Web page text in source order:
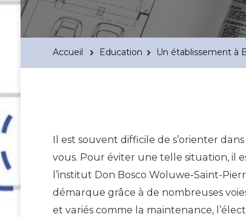
Accueil Education Un établissement à
Il est souvent difficile de s’orienter
vous. Pour éviter une telle situation, il
l’institut Don Bosco Woluwe-Saint-
démarque grâce à de nombreuses
et variés comme la maintenance,